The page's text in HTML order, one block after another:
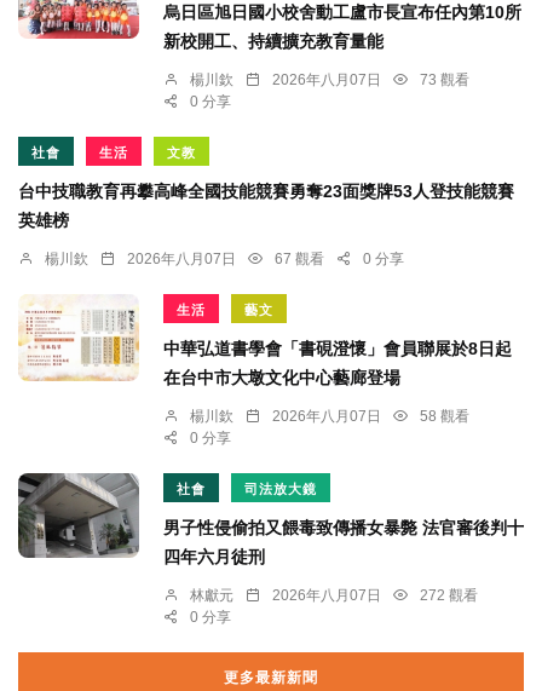
烏日區旭日國小校舍動工盧市長宣布任內第10所
新校開工、持續擴充教育量能
楊川欽 2026年八月07日
73 觀看
0 分享
社會 生活 文教
台中技職教育再攀高峰全國技能競賽勇奪23面獎牌53人登技能競賽
英雄榜
楊川欽 2026年八月07日 67 觀看 0 分享
生活 藝文
中華弘道書學會「書硯澄懷」會員聯展於8日起
在台中市大墩文化中心藝廊登場
楊川欽 2026年八月07日
58 觀看
0 分享
社會 司法放大鏡
男子性侵偷拍又餵毒致傳播女暴斃 法官審後判十
四年六月徒刑
林獻元 2026年八月07日
272 觀看
0 分享
更多最新新聞